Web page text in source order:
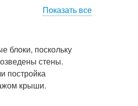
Показать все
блоки, поскольку
стены.
постройка
крыши.